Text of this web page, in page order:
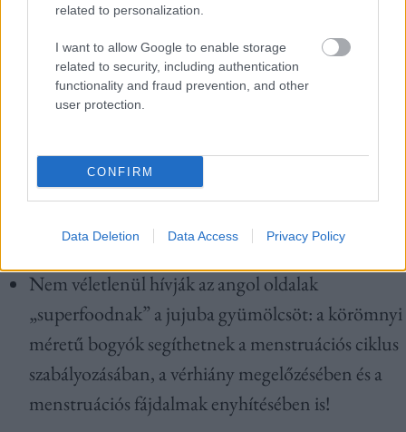
related to personalization.
I want to allow Google to enable storage
related to security, including authentication
functionality and fraud prevention, and other
user protection.
CONFIRM
Data Deletion Data Access Privacy Policy
ellentétben) NEM a menstruáció alatt, hanem azt
megelőzően, tea formájában érdemes fogyasztani.
Menzesz előtt fogyasztva kikerülhetők általa a
durva PMS-tünetek (pl. hangulatingadozás,
fájdalmasan, görcsmentesen zajlik. Hormonálisan
is kimutatott hatással bír: modulálhatja az
ösztrogén kiválasztódását, amely fontos lehet a
Nem véletlenül hívják az angol oldalak
„superfoodnak” a jujuba gyümölcsöt: a körömnyi
méretű bogyók segíthetnek a menstruációs ciklus
szabályozásában, a vérhiány megelőzésében és a
menstruációs fájdalmak enyhítésében is!